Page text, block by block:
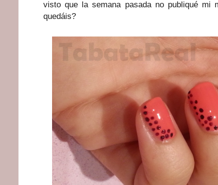
visto que la semana pasada no publiqué mi
quedáis?